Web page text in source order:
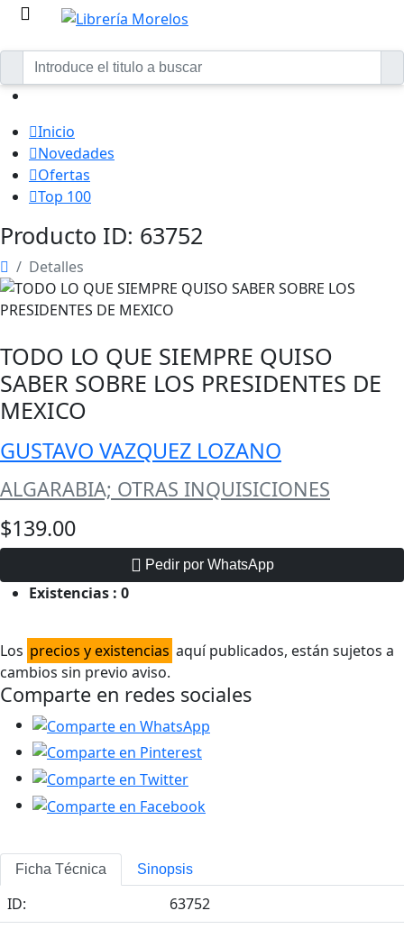
Inicio
Novedades
Ofertas
Top 100
Producto ID: 63752
Detalles
TODO LO QUE SIEMPRE QUISO
SABER SOBRE LOS PRESIDENTES DE
MEXICO
GUSTAVO VAZQUEZ LOZANO
ALGARABIA; OTRAS INQUISICIONES
$139.00
Pedir por WhatsApp
Existencias : 0
Los precios y existencias aquí publicados, están sujetos a
cambios sin previo aviso.
Comparte en redes sociales
Ficha Técnica Sinopsis
ID:
63752